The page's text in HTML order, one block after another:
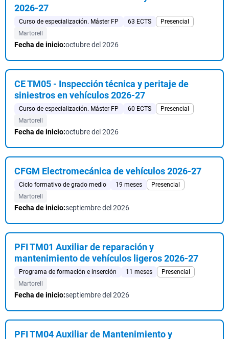
2026-27
Curso de especialización. Máster FP 63 ECTS
Presencial
Martorell
Fecha de inicio:octubre del 2026
CE TM05 - Inspección técnica y peritaje de
siniestros en vehículos 2026-27
Curso de especialización. Máster FP 60 ECTS
Presencial
Martorell
Fecha de inicio:octubre del 2026
CFGM Electromecánica de vehículos 2026-27
Ciclo formativo de grado medio 19 meses
Presencial
Martorell
Fecha de inicio:septiembre del 2026
PFI TM01 Auxiliar de reparación y
mantenimiento de vehículos ligeros 2026-27
Programa de formación e inserción 11 meses
Presencial
Martorell
Fecha de inicio:septiembre del 2026
PFI TM04 Auxiliar de Mantenimiento y